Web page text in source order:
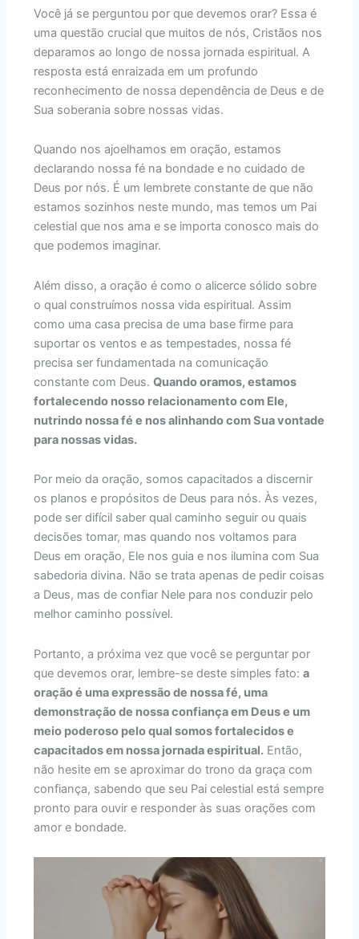
Você já se perguntou por que devemos orar? Essa é
uma questão crucial que muitos de nós, Cristãos nos
deparamos ao longo de nossa jornada espiritual. A
resposta está enraizada em um profundo
reconhecimento de nossa dependência de Deus e de
Sua soberania sobre nossas vidas.
Quando nos ajoelhamos em oração, estamos
declarando nossa fé na bondade e no cuidado de
Deus por nós. É um lembrete constante de que não
estamos sozinhos neste mundo, mas temos um Pai
celestial que nos ama e se importa conosco mais do
que podemos imaginar.
Além disso, a oração é como o alicerce sólido sobre
o qual construímos nossa vida espiritual. Assim
como uma casa precisa de uma base firme para
suportar os ventos e as tempestades, nossa fé
precisa ser fundamentada na comunicação
constante com Deus.Quando oramos, estamos
fortalecendo nosso relacionamento com Ele,
nutrindo nossa fé e nos alinhando com Sua vontade
para nossas vidas.
Por meio da oração, somos capacitados a discernir
os planos e propósitos de Deus para nós. Às vezes,
pode ser difícil saber qual caminho seguir ou quais
decisões tomar, mas quando nos voltamos para
Deus em oração, Ele nos guia e nos ilumina com Sua
sabedoria divina. Não se trata apenas de pedir coisas
a Deus, mas de confiar Nele para nos conduzir pelo
melhor caminho possível.
Portanto, a próxima vez que você se perguntar por
que devemos orar, lembre-se deste simples fato:a
oração é uma expressão de nossa fé, uma
demonstração de nossa confiança em Deus e um
meio poderoso pelo qual somos fortalecidos e
capacitados em nossa jornada espiritual. Então,
não hesite em se aproximar do trono da graça com
confiança, sabendo que seu Pai celestial está sempre
pronto para ouvir e responder às suas orações com
amor e bondade.